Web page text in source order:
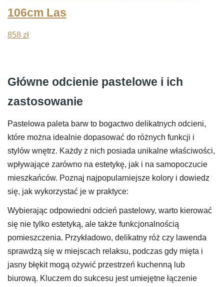
106cm Las
858 zł
Główne odcienie pastelowe i ich
zastosowanie
Pastelowa paleta barw to bogactwo delikatnych odcieni,
które można idealnie dopasować do różnych funkcji i
stylów wnętrz. Każdy z nich posiada unikalne właściwości,
wpływające zarówno na estetykę, jak i na samopoczucie
mieszkańców. Poznaj najpopularniejsze kolory i dowiedz
się, jak wykorzystać je w praktyce:
Wybierając odpowiedni odcień pastelowy, warto kierować
się nie tylko estetyką, ale także funkcjonalnością
pomieszczenia. Przykładowo, delikatny róż czy lawenda
sprawdzą się w miejscach relaksu, podczas gdy mięta i
jasny błękit mogą ożywić przestrzeń kuchenną lub
biurową. Kluczem do sukcesu jest umiejętne łączenie